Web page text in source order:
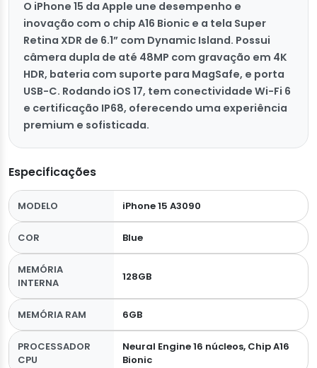
O iPhone 15 da Apple une desempenho e
inovação com o chip A16 Bionic e a tela Super
Retina XDR de 6.1” com Dynamic Island. Possui
câmera dupla de até 48MP com gravação em 4K
HDR, bateria com suporte para MagSafe, e porta
USB-C. Rodando iOS 17, tem conectividade Wi-Fi 6
e certificação IP68, oferecendo uma experiência
premium e sofisticada.
Especificações
MODELO iPhone 15 A3090
COR Blue
MEMÓRIA
INTERNA
128GB
MEMÓRIA RAM 6GB
PROCESSADOR
CPU
Neural Engine 16 núcleos, Chip A16
Bionic